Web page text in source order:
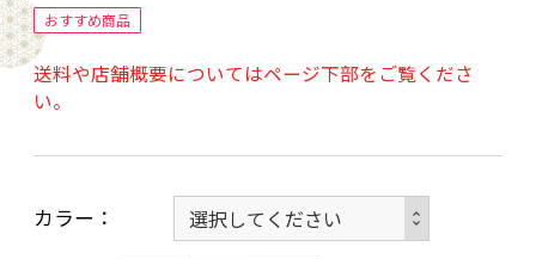
柄は、動物・花・幾何学の3タイプで各3柄
京友禅と言えば、華やかで多色な印象がありま
おすすめ商品
送料や店舗概要についてはページ下部をご覧くださ
い。
カラー